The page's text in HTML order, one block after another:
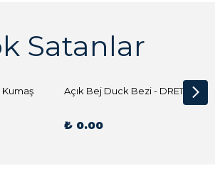
Satanlar
Kumaş Açık Bej Duck Bezi - DRE1144 Kumaş Peçete
₺ 0.00